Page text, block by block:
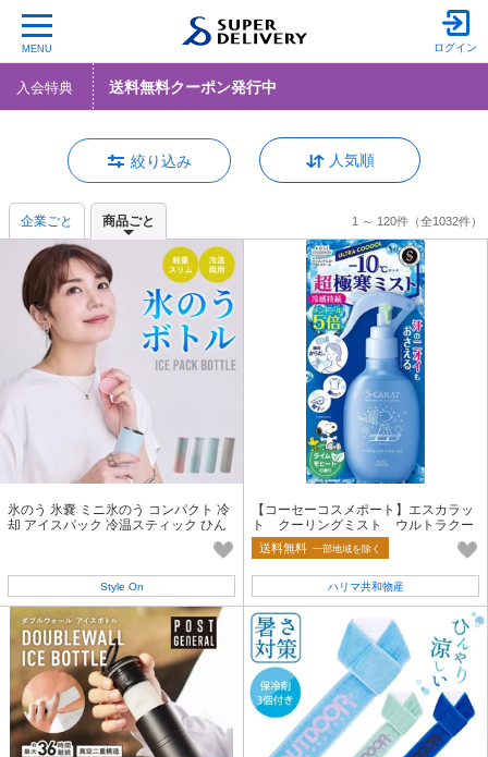
MENU ログイン
入会特典 送料無料クーポン発行中
絞り込み 人気順
企業ごと 商品ごと 1 ～ 120件（全1032件）
氷のう 氷嚢 ミニ氷のう コンパクト 冷
却 アイスパック 冷温スティック ひん
Style On
【コーセーコスメポート】エスカラッ
ト クーリングミスト ウルトラクー
ル【制汗剤・デオドラント】
送料無料 一部地域を除く
ハリマ共和物産